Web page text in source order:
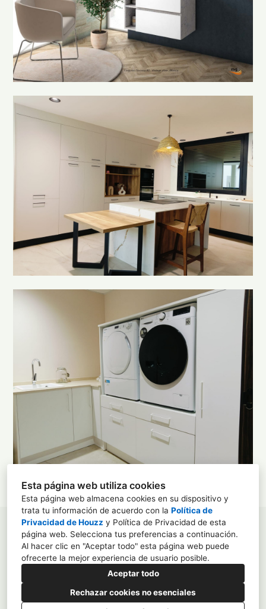
Esta página web utiliza cookies
Esta página web almacena cookies en su dispositivo y
trata tu información de acuerdo con la Política de
Privacidad de Houzz y Política de Privacidad de esta
página web. Selecciona tus preferencias a continuación.
Al hacer clic en "Aceptar todo" esta página web puede
ofrecerte la mejor experiencia de usuario posible.
Aceptar todo
Rechazar cookies no esenciales
AVENIDA DE MONOVAR,16
+34 034620098727
infodkoramos@gmail.com